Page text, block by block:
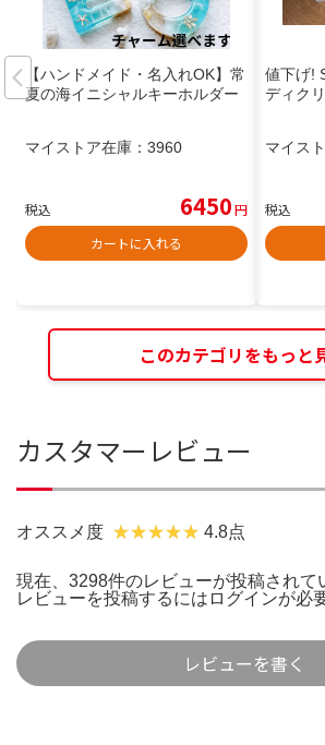
【ハンドメイド・名入れOK】常
夏の海イニシャルキーホルダー
マイストア在庫： 3960
税込 6450円
カートに入れる
値下げ!
ディク
マイス
税込
このカテゴリをもっと
カスタマーレビュー
オススメ度 4.8点
現在、3298件のレビューが投稿されて
レビューを投稿するには ログインが必
レビューを書く